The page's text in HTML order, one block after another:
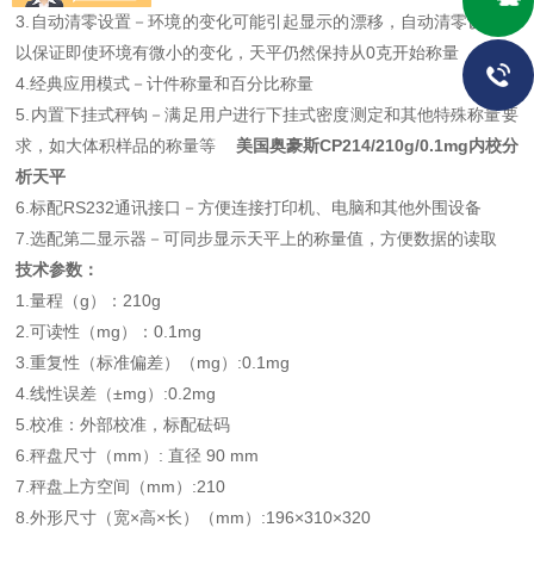
3.自动清零设置－环境的变化可能引起显示的漂移，自动清零设置可
以保证即使环境有微小的变化，天平仍然保持从0克开始称量
4.经典应用模式－计件称量和百分比称量
5.内置下挂式秤钩－满足用户进行下挂式密度测定和其他特殊称量要
求，如大体积样品的称量等 美国奥豪斯CP214/210g/0.1mg内校分
析天平
6.标配RS232通讯接口－方便连接打印机、电脑和其他外围设备
7.选配第二显示器－可同步显示天平上的称量值，方便数据的读取
技术参数：
1.量程（g）：210g
2.可读性（mg）：0.1mg
3.重复性（标准偏差）（mg）:0.1mg
4.线性误差（±mg）:0.2mg
5.校准：外部校准，标配砝码
6.秤盘尺寸（mm）: 直径 90 mm
7.秤盘上方空间（mm）:210
8.外形尺寸（宽×高×长）（mm）:196×310×320